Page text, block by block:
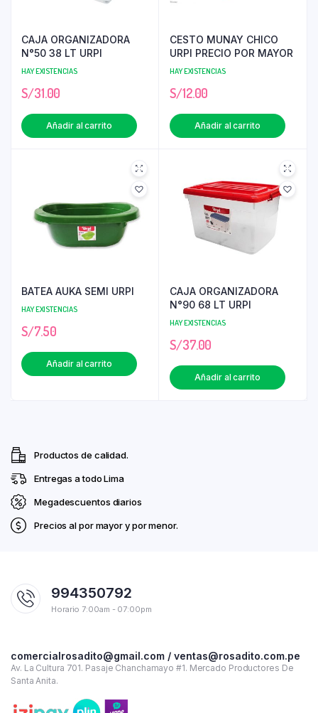
CAJA ORGANIZADORA
N°50 38 LT URPI
HAY EXISTENCIAS
S/31.00
Añadir al carrito
CESTO MUNAY CHICO
URPI PRECIO POR MAYOR
HAY EXISTENCIAS
S/12.00
Añadir al carrito
BATEA AUKA SEMI URPI
HAY EXISTENCIAS
S/7.50
Añadir al carrito
CAJA ORGANIZADORA
N°90 68 LT URPI
HAY EXISTENCIAS
S/37.00
Añadir al carrito
Productos de calidad.
Entregas a todo Lima
Megadescuentos diarios
Precios al por mayor y por menor.
994350792
Horario 7:00am - 07:00pm
comercialrosadito@gmail.com / ventas@rosadito.com.pe
Av. La Cultura 701. Pasaje Chanchamayo #1. Mercado Productores De
Santa Anita.